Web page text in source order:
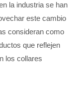
la industria se han
este cambio
consideran como
que reflejen
los collares